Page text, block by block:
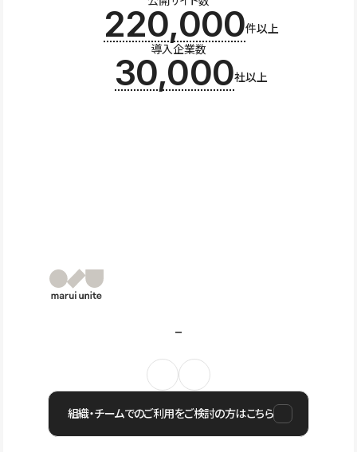
220,000件以上
導入企業数
30,000社以上
組織・チームでのご利用をご検討の方はこちら